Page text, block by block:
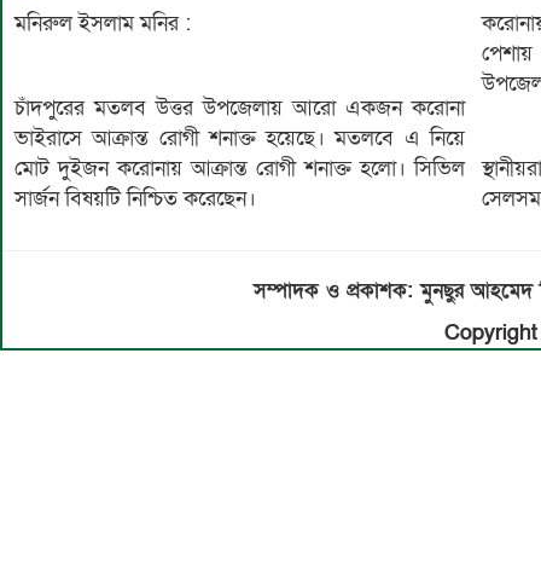
মনিরুল ইসলাম মনির :
চাঁদপুরের মতলব উত্তর উপজেলায় আরো একজন করোনা
ভাইরাসে আক্রান্ত রোগী শনাক্ত হয়েছে। মতলবে এ নিয়ে
মোট দুইজন করোনায় আক্রান্ত রোগী শনাক্ত হলো। সিভিল
সার্জন বিষয়টি নিশ্চিত করেছেন।
সম্পাদক ও প্রকাশক: মুনছুর আহমেদ